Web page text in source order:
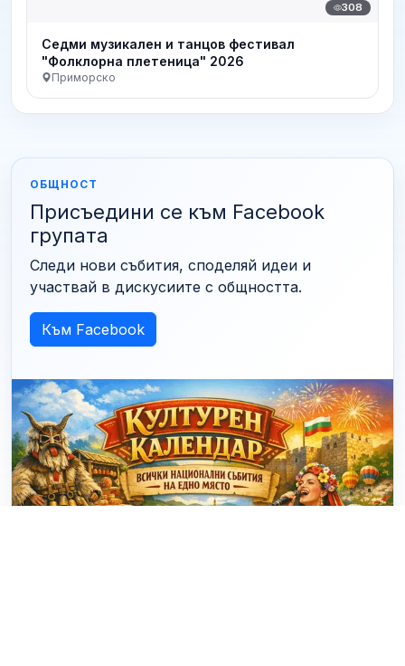
308
Седми музикален и танцов фестивал
"Фолклорна плетеница" 2026
Приморско
ОБЩНОСТ
Присъедини се към Facebook
групата
Следи нови събития, споделяй идеи и
участвай в дискусиите с общността.
Към Facebook